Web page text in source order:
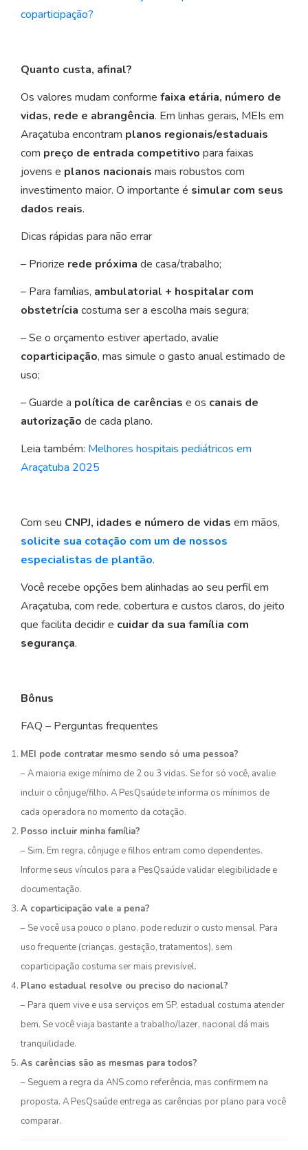
coparticipação?
Quanto custa, afinal?
Os valores mudam conforme faixa etária, número de
vidas, rede e abrangência. Em linhas gerais, MEIs em
Araçatuba encontram planos regionais/estaduais
com preço de entrada competitivo para faixas
jovens e planos nacionais mais robustos com
investimento maior. O importante é simular com seus
dados reais.
Dicas rápidas para não errar
– Priorize rede próxima de casa/trabalho;
– Para famílias, ambulatorial + hospitalar com
obstetrícia costuma ser a escolha mais segura;
– Se o orçamento estiver apertado, avalie
coparticipação, mas simule o gasto anual estimado de
uso;
– Guarde a política de carências e os canais de
autorização de cada plano.
Leia também: Melhores hospitais pediátricos em
Araçatuba 2025
Com seu CNPJ, idades e número de vidas em mãos,
solicite sua cotação com um de nossos
especialistas de plantão.
Você recebe opções bem alinhadas ao seu perfil em
Araçatuba, com rede, cobertura e custos claros, do jeito
que facilita decidir e cuidar da sua família com
segurança.
Bônus
FAQ – Perguntas frequentes
MEI pode contratar mesmo sendo só uma pessoa?
– A maioria exige mínimo de 2 ou 3 vidas. Se for só você, avalie
incluir o cônjuge/filho. A PesQsaúde te informa os mínimos de
cada operadora no momento da cotação.
Posso incluir minha família?
– Sim. Em regra, cônjuge e filhos entram como dependentes.
Informe seus vínculos para a PesQsaúde validar elegibilidade e
documentação.
A coparticipação vale a pena?
– Se você usa pouco o plano, pode reduzir o custo mensal. Para
uso frequente (crianças, gestação, tratamentos), sem
coparticipação costuma ser mais previsível.
Plano estadual resolve ou preciso do nacional?
– Para quem vive e usa serviços em SP, estadual costuma atender
bem. Se você viaja bastante a trabalho/lazer, nacional dá mais
tranquilidade.
As carências são as mesmas para todos?
– Seguem a regra da ANS como referência, mas confirmem na
proposta. A PesQsaúde entrega as carências por plano para você
comparar.